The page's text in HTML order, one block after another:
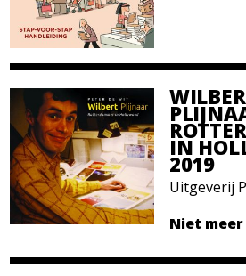
IN
2019
Uitgeverij
Niet